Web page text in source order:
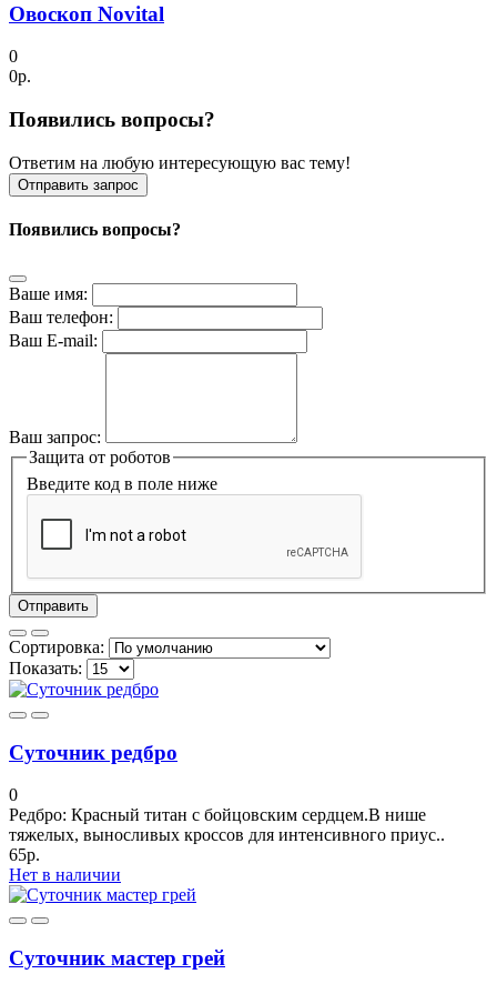
Овоскоп Novital
0
0р.
Появились вопросы?
Ответим на любую интересующую вас тему!
Отправить запрос
Появились вопросы?
Ваше имя:
Ваш телефон:
Ваш E-mail:
Ваш запрос:
Защита от роботов
Введите код в поле ниже
Отправить
Сортировка:
Показать:
Суточник редбро
0
Редбро: Красный титан с бойцовским сердцем.В нише
тяжелых, выносливых кроссов для интенсивного приус..
65р.
Нет в наличии
Суточник мастер грей